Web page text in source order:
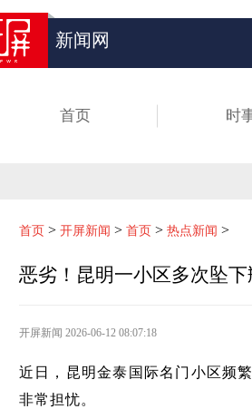
新闻网
首页 时
首页 > 开屏新闻 > 首页 > 热点新闻 >
恶劣！昆明一小区多次坠
开屏新闻 2026-06-12 08:07:18
近日，昆明金泰国际名门小区频
非常担忧。